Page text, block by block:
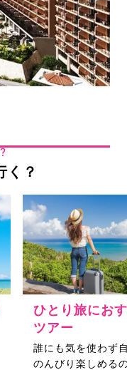
く？
ひとり旅にお
ツアー
誰にも気を使わず
のんびり楽しめる